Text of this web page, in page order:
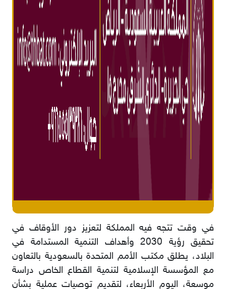
في وقت تتجه فيه المملكة لتعزيز دور الأوقاف في
تحقيق رؤية 2030 وأهداف التنمية المستدامة في
البلاد، يطلق مكتب الأمم المتحدة بالسعودية بالتعاون
مع المؤسسة الإسلامية لتنمية القطاع الخاص دراسة
موسعة، اليوم الأربعاء، لتقديم توصيات عملية بشأن